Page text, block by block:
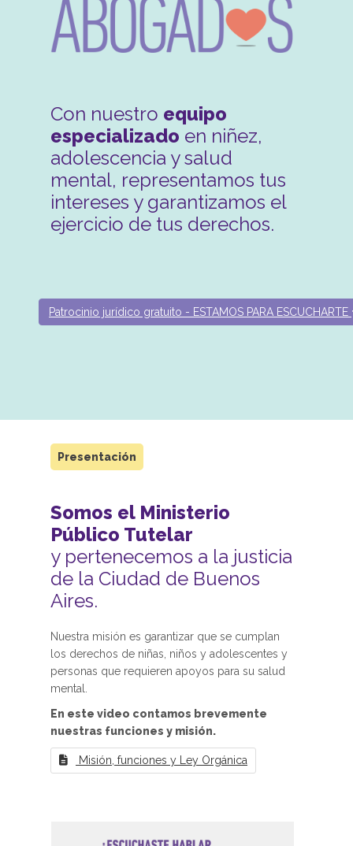
Con nuestro equipo
especializado en niñez,
adolescencia y salud
mental, representamos tus
intereses y garantizamos el
ejercicio de tus derechos.
Patrocinio jurídico gratuito - ESTAMOS PARA ESCUCHARTE
Presentación
Somos el Ministerio
Público Tutelar
y pertenecemos a la justicia
de la Ciudad de Buenos
Aires.
Nuestra misión es garantizar que se cumplan
los derechos de niñas, niños y adolescentes y
personas que requieren apoyos para su salud
mental.
En este video contamos brevemente
nuestras funciones y misión.
Misión, funciones y Ley Orgánica